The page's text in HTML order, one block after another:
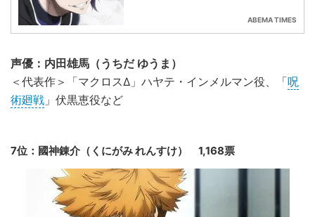
ABEMA TIMES
声優：内田雄馬（うちだ ゆうま）
＜代表作＞「マクロスΔ」ハヤテ・インメルマン役、「呪
術廻戦 」伏黒恵役など
7位：國神錬介（くにがみ れんすけ） 1,168票